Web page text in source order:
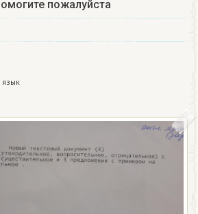
пожалуйста
язык